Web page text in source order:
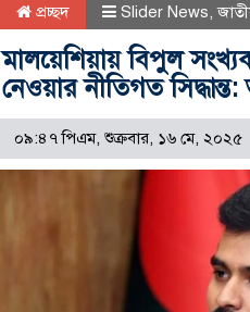
প্রচ্ছদ Slider News,
মালয়েশিয়ায় বিপুল
নেওয়ার নীতিগত
০৯:৪৭ পিএম, শুক্রবার, ১৬ মে, ২০২৫